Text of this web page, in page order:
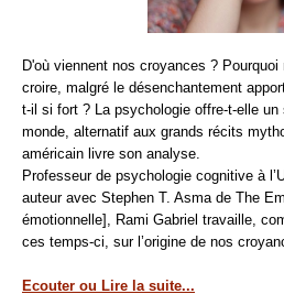
D'où viennent nos croyances ?
croire, malgré le désenchantement
t-il si fort ? La psychologie offre-t-elle
monde, alternatif aux grands récits
américain livre son analyse.
Professeur de psychologie cognitive à
auteur avec Stephen T. Asma de The
émotionnelle], Rami Gabriel travaille,
ces temps-ci, sur l’origine de nos
Ecouter ou Lire la suite...